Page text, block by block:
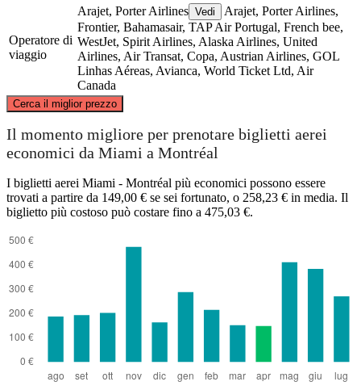
Operatore di
viaggio
Arajet, Porter Airlines Vedi
Arajet, Porter Airlines,
Frontier, Bahamasair, TAP Air Portugal, French bee,
WestJet, Spirit Airlines, Alaska Airlines, United
Airlines, Air Transat, Copa, Austrian Airlines, GOL
Linhas Aéreas, Avianca, World Ticket Ltd, Air
Canada
Cerca il miglior prezzo
Il momento migliore per prenotare biglietti aerei
economici da Miami a Montréal
I biglietti aerei Miami - Montréal più economici possono essere
trovati a partire da 149,00 € se sei fortunato, o 258,23 € in media. Il
biglietto più costoso può costare fino a 475,03 €.